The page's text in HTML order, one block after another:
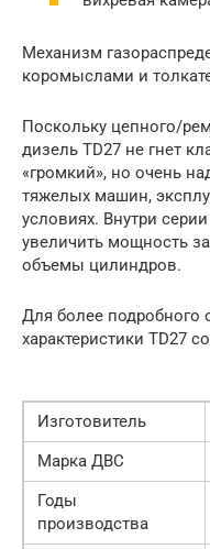
Механизм
коромыслами и
Поскольку цепного/
дизель TD27 не гнет
«громкий», но очень
тяжелых машин,
условиях. Внутри
увеличить мощность
объемы цилиндров.
Для более подробного
характеристики TD27
Изготовитель
Марка ДВС
Годы
производства